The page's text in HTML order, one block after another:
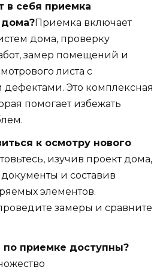
в себя приемка
дома?Приемка включает
дома, проверку
замер помещений и
листа с
Это комплексная
помогает избежать
к осмотру нового
изучив проект дома,
и составив
элементов.
замеры и сравните
по приемке доступны?